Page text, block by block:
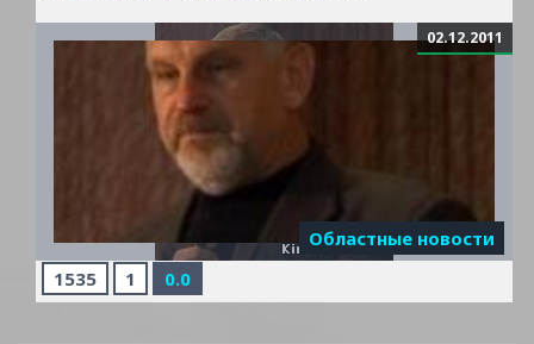
1535 1 0.0
02.12.2011
Областные новости